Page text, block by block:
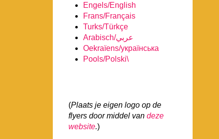
Engels/English
Frans/Français
Turks/Türkçe
Arabisch/عربي
Oekraïens/українська
Pools/Polski\
(Plaats je eigen logo op de
flyers door middel van deze
website.)